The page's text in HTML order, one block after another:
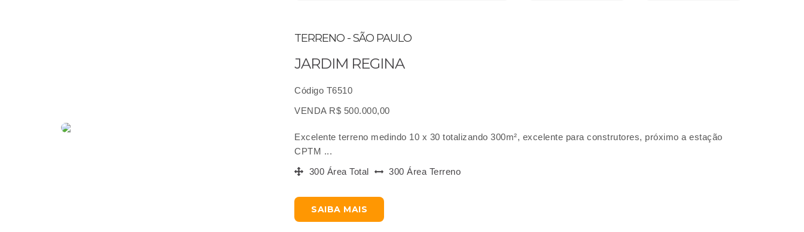
TERRENO - SÃO PAULO
JARDIM REGINA
Código T6510
VENDA R$ 500.000,00
Excelente terreno medindo 10 x 30 totalizando 300m², excelente para construtores, próximo a estação
CPTM ...
300 Área Total
300 Área Terreno
SAIBA MAIS